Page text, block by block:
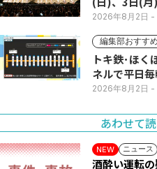
2026年8月2日 -
編集部おすすめ
トキ鉄･ほくほく線
ネルで平日
2026年8月2日 -
あわせて
NEW ニュース
酒酔い運転